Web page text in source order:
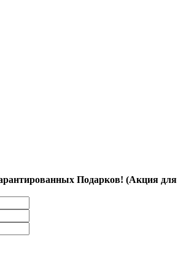
Подарков! (Акция для